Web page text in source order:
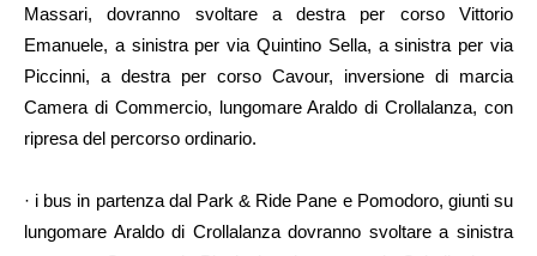
Massari, dovranno svoltare a destra per corso Vittorio
Emanuele, a sinistra per via Quintino Sella, a sinistra per via
Piccinni, a destra per corso Cavour, inversione di marcia
Camera di Commercio, lungomare Araldo di Crollalanza, con
ripresa del percorso ordinario.
· i bus in partenza dal Park & Ride Pane e Pomodoro, giunti su
lungomare Araldo di Crollalanza dovranno svoltare a sinistra